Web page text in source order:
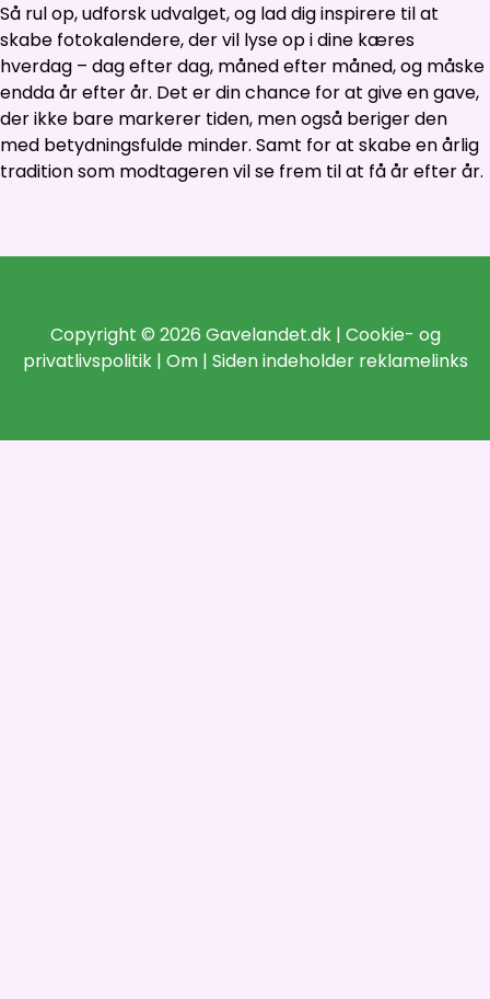
Så rul op, udforsk udvalget, og lad dig inspirere til at
skabe fotokalendere, der vil lyse op i dine kæres
hverdag – dag efter dag, måned efter måned, og måske
endda år efter år. Det er din chance for at give en gave,
der ikke bare markerer tiden, men også beriger den
med betydningsfulde minder. Samt for at skabe en årlig
tradition som modtageren vil se frem til at få år efter år.
Copyright © 2026 Gavelandet.dk | Cookie- og
privatlivspolitik| Om | Siden indeholder reklamelinks